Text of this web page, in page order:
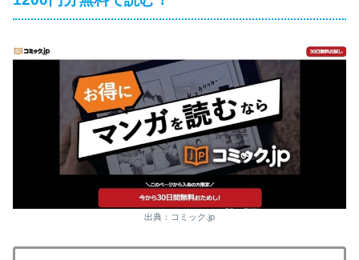
出典：コミック.jp